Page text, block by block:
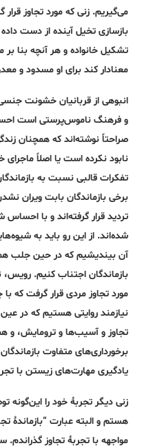
می‌گیریم. زنی که مورد تجاوز قرار
بازسازی تخیل آینده از دست
تشکیل خانواده و هر آنچه بنا بر
معنادار کند برای او مسدود و
انبوهی از قربانیان خشونت جنسی
و فرهنگ ناموس‌پرستی است
صراحتاً نوشته‌اند که همچنان
نابود نکرده است یا اصلاً ماجرای
تفکرات قالبی نسبت به
برخی بازماندگان بابت ویران
تردید قرار گرفته‌اند و با
شده‌اند. از این‌ رو باید به
آن بیندیشیم که در حین جلب
مورد تجاوز مردی قرار گرفت که
نیازمند روایتی هستیم که در
تجاوز و آسیب‌ها و ترومایش، و
برخورداری‌های متفاوت
یادگیری مهارت‌های زیستن با
زنی دیگر تجربۀ خود را
هستم و البته عبارت “بازماندۀ
مواجهه با تجربۀ تجاوز